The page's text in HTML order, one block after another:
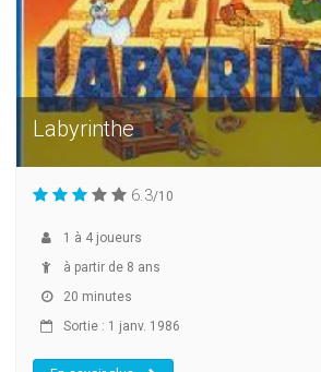
Labyrinthe
6.3/10
1 à 4 joueurs
à partir de 8 ans
20 minutes
Sortie : 1 janv. 1986